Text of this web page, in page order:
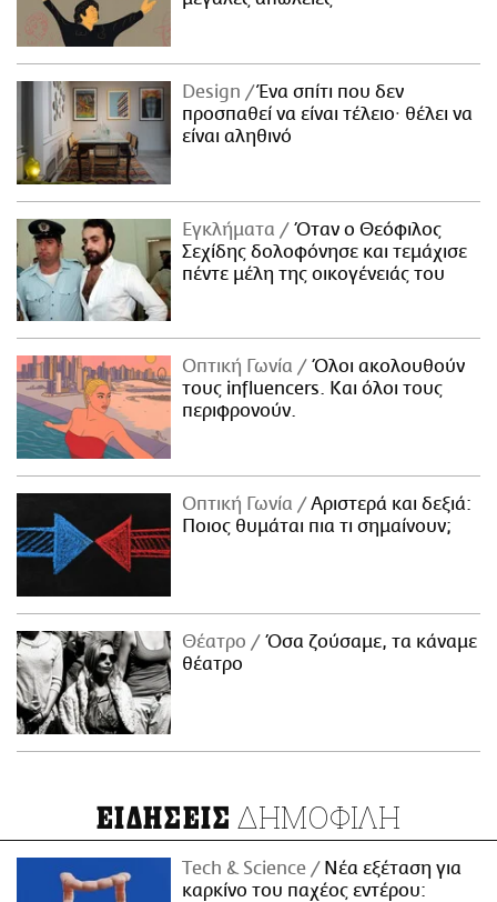
Design
Ένα σπίτι που δεν
προσπαθεί να είναι τέλειο· θέλει να
είναι αληθινό
Εγκλήματα
Όταν ο Θεόφιλος
Σεχίδης δολοφόνησε και τεμάχισε
πέντε μέλη της οικογένειάς του
Οπτική Γωνία
Όλοι ακολουθούν
τους influencers. Και όλοι τους
περιφρονούν.
Οπτική Γωνία
Αριστερά και δεξιά:
Ποιος θυμάται πια τι σημαίνουν;
Θέατρο
Όσα ζούσαμε, τα κάναμε
θέατρο
ΕΙΔΗΣΕΙΣ ΔΗΜΟΦΙΛΗ
Τech & Science
Νέα εξέταση για
καρκίνο του παχέος εντέρου: